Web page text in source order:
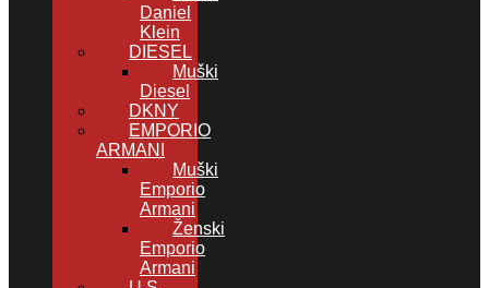
Daniel
Klein
DIESEL
Muški
Diesel
DKNY
EMPORIO
ARMANI
Muški
Emporio
Armani
Ženski
Emporio
Armani